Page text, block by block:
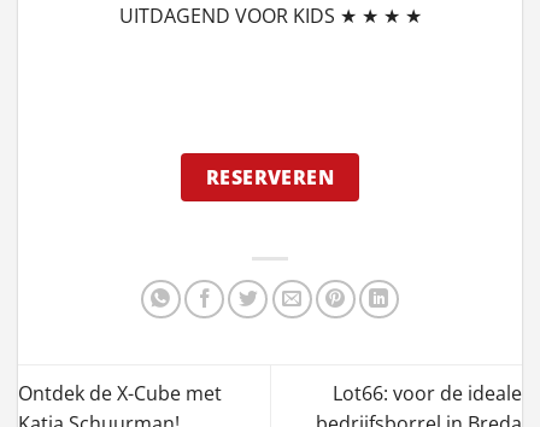
UITDAGEND VOOR KIDS ★ ★ ★ ★
RESERVEREN
Ontdek de X-Cube met
Lot66: voor de ideale